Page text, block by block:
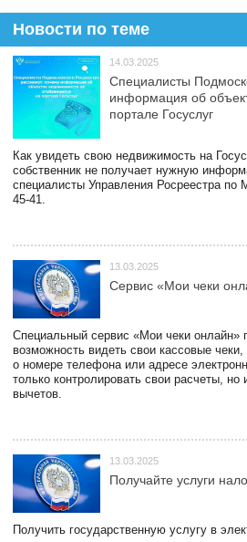
Новости по теме
14.03.2025
Специалисты
информация об
портале Госуслуг
Как увидеть свою недвижимость на
собственник не получает нужную
специалисты Управления Росреестра по
45-41.
13.03.2025
Сервис «Мои чеки
Специальный сервис «Мои чеки онлайн»
возможность видеть свои кассовые
о номере телефона или адресе
только контролировать свои расчеты,
вычетов.
13.03.2025
Получайте услуги
Получить государственную услугу в